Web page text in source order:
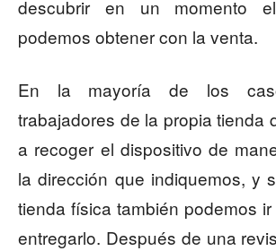
descubrir en un momento
podemos obtener con la venta.
En la mayoría de los
trabajadores de la propia tienda
a recoger el dispositivo de
la dirección que indiquemos, y
tienda física también podemos
entregarlo. Después de una